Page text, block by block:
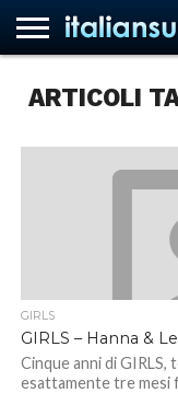
NEWS
ASCOLTI
RECENSIONI
INTERVISTE
CURIOSITÀ
CHI
CONTATTACI
FORUM
ITALIANSUBS
ARTICOLI
GIRLS
GIRLS – Hanna &
Cinque anni di
esattamente tre mesi